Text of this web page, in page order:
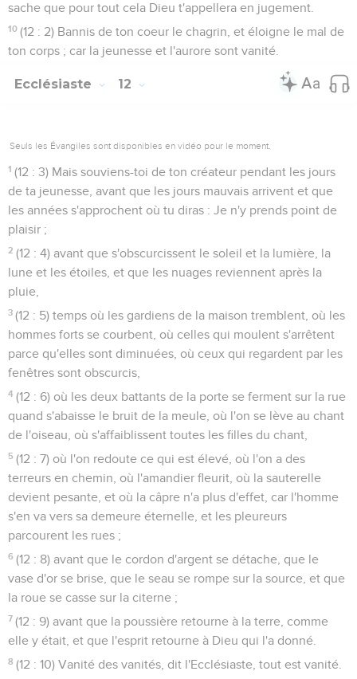
sache que pour tout cela Dieu t'appellera en jugement.
10 (12 : 2) Bannis de ton coeur le chagrin, et éloigne le mal de
ton corps ; car la jeunesse et l'aurore sont vanité.
Ecclésiaste 12
Seuls les Évangiles sont disponibles en vidéo pour le moment.
1 (12 : 3) Mais souviens-toi de ton créateur pendant les jours
de ta jeunesse, avant que les jours mauvais arrivent et que
les années s'approchent où tu diras : Je n'y prends point de
plaisir ;
2 (12 : 4) avant que s'obscurcissent le soleil et la lumière, la
lune et les étoiles, et que les nuages reviennent après la
pluie,
3 (12 : 5) temps où les gardiens de la maison tremblent, où les
hommes forts se courbent, où celles qui moulent s'arrêtent
parce qu'elles sont diminuées, où ceux qui regardent par les
fenêtres sont obscurcis,
4 (12 : 6) où les deux battants de la porte se ferment sur la rue
quand s'abaisse le bruit de la meule, où l'on se lève au chant
de l'oiseau, où s'affaiblissent toutes les filles du chant,
5 (12 : 7) où l'on redoute ce qui est élevé, où l'on a des
terreurs en chemin, où l'amandier fleurit, où la sauterelle
devient pesante, et où la câpre n'a plus d'effet, car l'homme
s'en va vers sa demeure éternelle, et les pleureurs
parcourent les rues ;
6 (12 : 8) avant que le cordon d'argent se détache, que le
vase d'or se brise, que le seau se rompe sur la source, et que
la roue se casse sur la citerne ;
7 (12 : 9) avant que la poussière retourne à la terre, comme
elle y était, et que l'esprit retourne à Dieu qui l'a donné.
8 (12 : 10) Vanité des vanités, dit l'Ecclésiaste, tout est vanité.